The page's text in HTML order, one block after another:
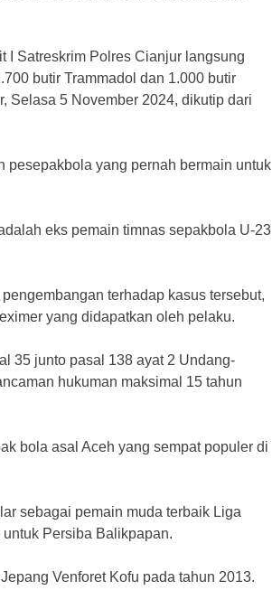
I Satreskrim Polres Cianjur langsung
butir Trammadol dan 1.000 butir
Selasa 5 November 2024, dikutip dari
pesepakbola yang pernah bermain untuk
eks pemain timnas sepakbola U-23
terhadap kasus tersebut,
yang didapatkan oleh pelaku.
35 junto pasal 138 ayat 2 Undang-
hukuman maksimal 15 tahun
bola asal Aceh yang sempat populer di
sebagai pemain muda terbaik Liga
Persiba Balikpapan.
Venforet Kofu pada tahun 2013.